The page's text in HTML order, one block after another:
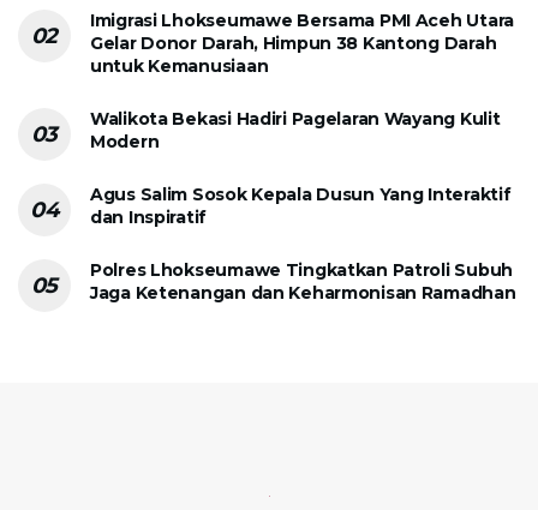
Imigrasi Lhokseumawe Bersama PMI Aceh Utara
Gelar Donor Darah, Himpun 38 Kantong Darah
untuk Kemanusiaan
Walikota Bekasi Hadiri Pagelaran Wayang Kulit
Modern
Agus Salim Sosok Kepala Dusun Yang Interaktif
dan Inspiratif
Polres Lhokseumawe Tingkatkan Patroli Subuh
Jaga Ketenangan dan Keharmonisan Ramadhan